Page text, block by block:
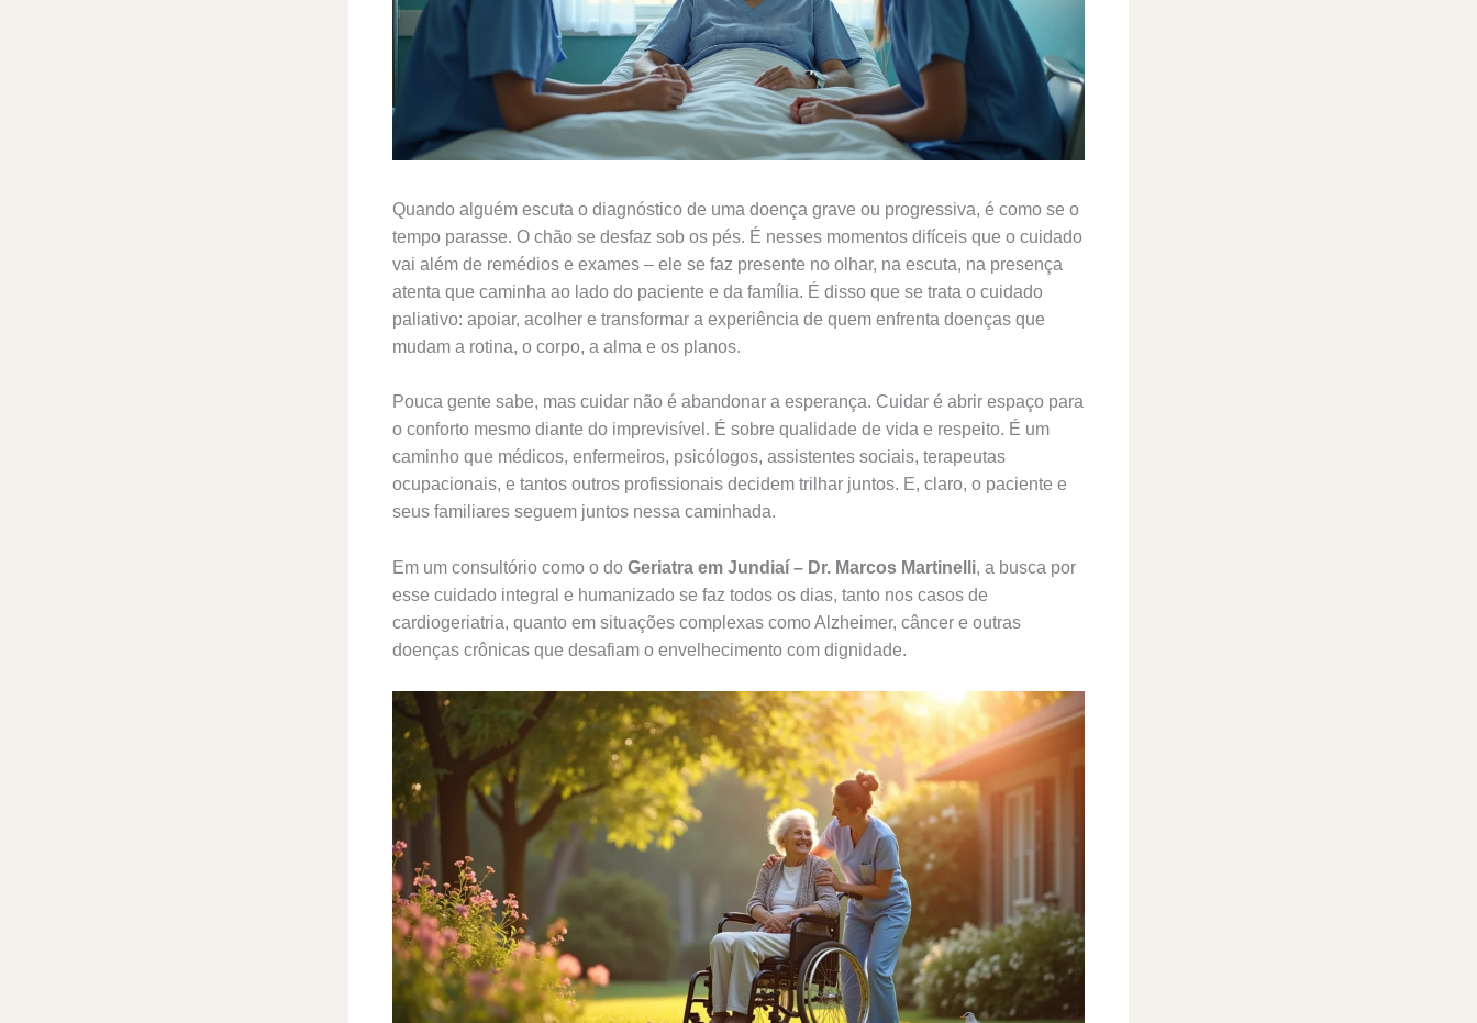
Quando alguém escuta o diagnóstico de uma doença grave ou progressiva, é como se o
tempo parasse. O chão se desfaz sob os pés. É nesses momentos difíceis que o cuidado
vai além de remédios e exames – ele se faz presente no olhar, na escuta, na presença
atenta que caminha ao lado do paciente e da família. É disso que se trata o cuidado
paliativo: apoiar, acolher e transformar a experiência de quem enfrenta doenças que
mudam a rotina, o corpo, a alma e os planos.
Pouca gente sabe, mas cuidar não é abandonar a esperança. Cuidar é abrir espaço para
o conforto mesmo diante do imprevisível. É sobre qualidade de vida e respeito. É um
caminho que médicos, enfermeiros, psicólogos, assistentes sociais, terapeutas
ocupacionais, e tantos outros profissionais decidem trilhar juntos. E, claro, o paciente e
seus familiares seguem juntos nessa caminhada.
Em um consultório como o do Geriatra em Jundiaí – Dr. Marcos Martinelli, a busca por
esse cuidado integral e humanizado se faz todos os dias, tanto nos casos de
cardiogeriatria, quanto em situações complexas como Alzheimer, câncer e outras
doenças crônicas que desafiam o envelhecimento com dignidade.